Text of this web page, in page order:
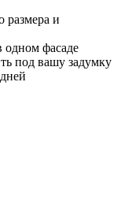
размера и
одном фасаде
под вашу задумку